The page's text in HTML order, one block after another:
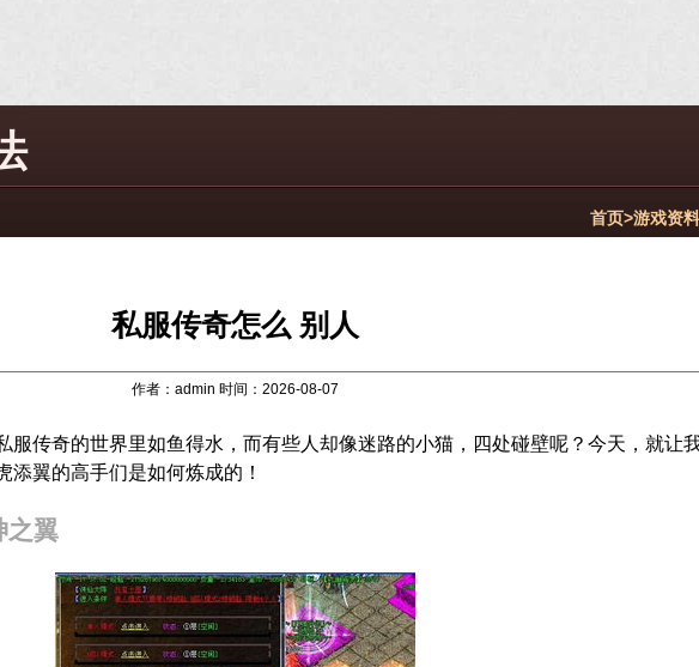
首页>游戏资料
私服传奇怎么 别人
作者：admin 时间：2026-08-07
服传奇的世界里如鱼得水，而有些人却像迷路的小猫，四处碰壁呢？今天，就让
翼的高手们是如何炼成的！
之翼